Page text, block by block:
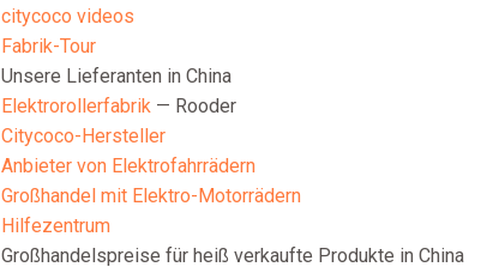
citycoco videos
Fabrik-Tour
Unsere Lieferanten in China
Elektrorollerfabrik— Rooder
Citycoco-Hersteller
Anbieter von Elektrofahrrädern
Großhandel mit Elektro-Motorrädern
Hilfezentrum
Großhandelspreise für heiß verkaufte Produkte in China